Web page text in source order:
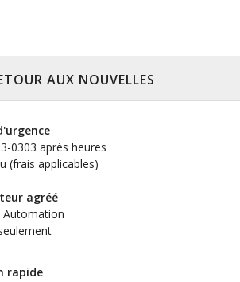
AUX NOUVELLES
0303 après heures
(frais applicables)
agréé
Automation
rapide